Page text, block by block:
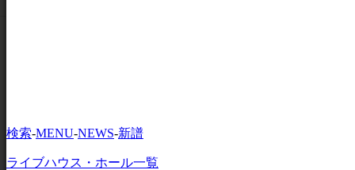
検索-MENU-NEWS-新譜
ライブハウス・ホール一覧